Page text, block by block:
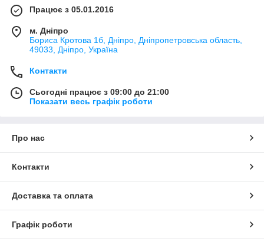
Працює з 05.01.2016
м. Дніпро
Бориса Кротова 1б, Дніпро, Дніпропетровська область,
49033, Дніпро, Україна
Контакти
Сьогодні працює з 09:00 до 21:00
Показати весь графік роботи
Про нас
Контакти
Доставка та оплата
Графік роботи